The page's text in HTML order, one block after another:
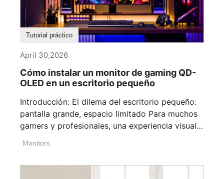
Tutorial práctico
April 30,2026
Cómo instalar un monitor de gaming QD-
OLED en un escritorio pequeño
Introducción: El dilema del escritorio pequeño:
pantalla grande, espacio limitado Para muchos
gamers y profesionales, una experiencia visual
Monitors